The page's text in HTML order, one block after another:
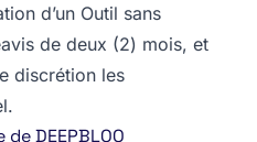
d’un Outil sans
de deux (2) mois, et
discrétion les
DEEPBLOO